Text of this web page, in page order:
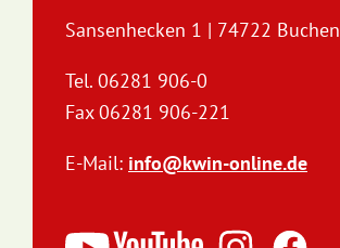
Sansenhecken 1 | 74722 Buchen
Tel. 06281 906-0
Fax 06281 906-221
E-Mail: info@kwin-online.de